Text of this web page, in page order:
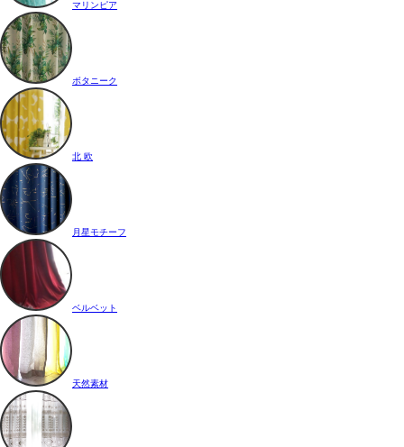
マリンピア
ボタニーク
北 欧
月星モチーフ
ベルベット
天然素材